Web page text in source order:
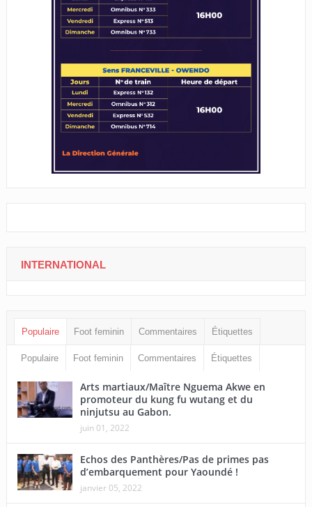
INTERNATIONAL
Populaire Foot feminin Commentaires Étiquettes
Populaire Foot feminin Commentaires Étiquettes
Arts martiaux/Maître Nguema Akwe en
promoteur du kung fu wutang et du
ninjutsu au Gabon.
juin 01, 2022
Echos des Panthères/Pas de primes pas
d’embarquement pour Yaoundé !
janvier 05, 2022